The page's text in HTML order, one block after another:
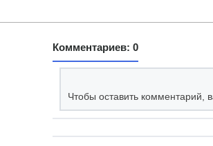
Комментариев: 0
Чтобы оставить комментарий,